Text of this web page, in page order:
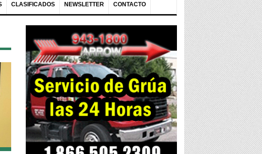
CLASIFICADOS NEWSLETTER CONTACTO